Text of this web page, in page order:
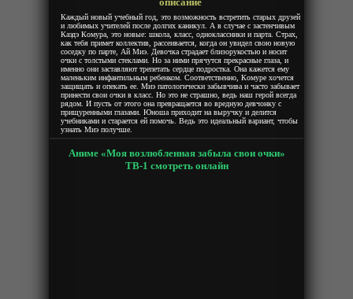
Каждый новый учебный год, это возможность встретить старых друзей
и любимых учителей после долгих каникул. А в случае с застенчивым
Каэдэ Комура, это новые: школа, класс, одноклассники и парта. Страх,
как тебя примет коллектив, рассеивается, когда он увидел свою новую
соседку по парте, Ай Миэ. Девочка страдает близорукостью и носит
очки с толстыми стеклами. Но за ними прячутся прекрасные глаза, и
именно они заставляют трепетать сердце подростка. Она кажется ему
маленьким инфантильным ребенком. Соответственно, Комуре хочется
защищать и опекать ее. Миэ патологически забывчива и часто забывает
принести свои очки в класс. Но это не страшно, ведь наш герой всегда
рядом. И пусть от этого она превращается во вредную девчонку с
прищуренными глазами. Юноша приходит на выручку и делится
учебниками и старается ей помочь. Ведь это идеальный вариант, чтобы
узнать Миэ получше.
Аниме «Моя возлюбленная забыла свои очки»
ТВ-1 смотреть онлайн